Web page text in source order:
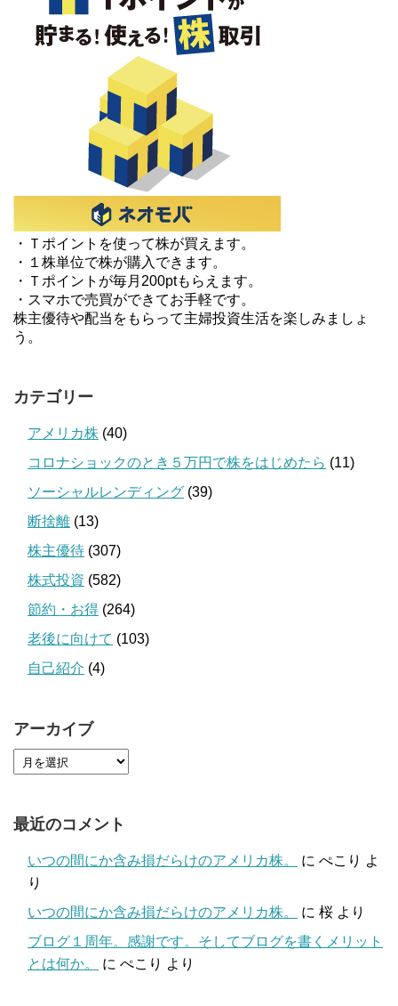
・Ｔポイントを使って株が買えます。
・１株単位で株が購入できます。
・Ｔポイントが毎月200ptもらえます。
・スマホで売買ができてお手軽です。
株主優待や配当をもらって主婦投資生活を楽しみましょ
う。
カテゴリー
アメリカ株 (40)
コロナショックのとき５万円で株をはじめたら (11)
ソーシャルレンディング (39)
断捨離 (13)
株主優待 (307)
株式投資 (582)
節約・お得 (264)
老後に向けて (103)
自己紹介 (4)
アーカイブ
最近のコメント
いつの間にか含み損だらけのアメリカ株。 に ぺこり よ
り
いつの間にか含み損だらけのアメリカ株。
に 桜 より
ブログ１周年。感謝です。そしてブログを書くメリット
とは何か。
に ぺこり より